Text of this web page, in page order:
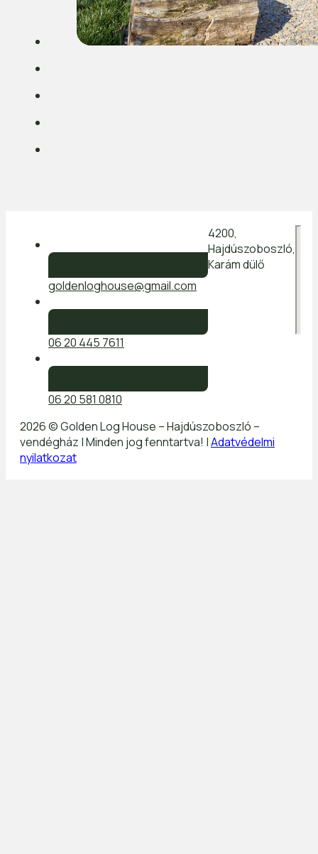
goldenloghouse@gmail.com
06 20 445 7611
06 20 581 0810
4200,
Hajdúszoboszló,
Karám dülő
2026 © Golden Log House – Hajdúszoboszló –
vendégház | Minden jog fenntartva! |Adatvédelmi
nyilatkozat